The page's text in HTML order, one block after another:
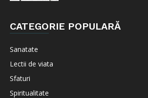
CATEGORIE POPULARĂ
Sanatate
Lectii de viata
Sfaturi
Spiritualitate